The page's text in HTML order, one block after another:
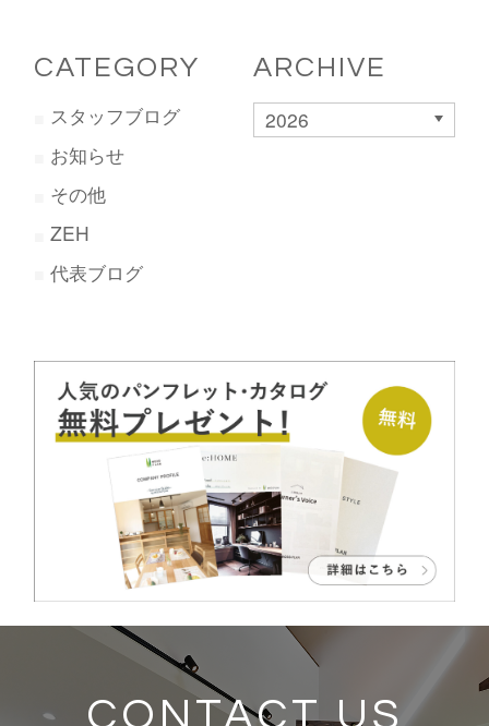
CATEGORY
スタッフブログ
お知らせ
その他
ZEH
代表ブログ
ARCHIVE
2026
CONTACT US